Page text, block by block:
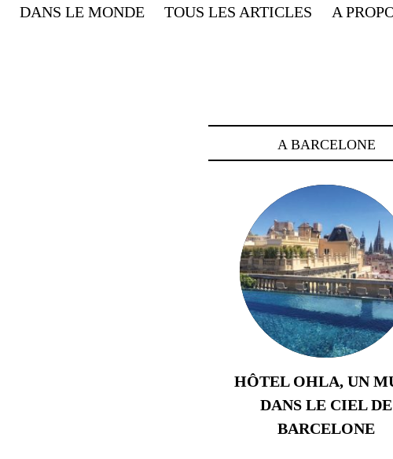
DANS LE MONDE TOUS LES ARTICLES A
A BARCELONE
HÔTEL OHLA, UN
DANS LE CIEL DE
BARCELONE